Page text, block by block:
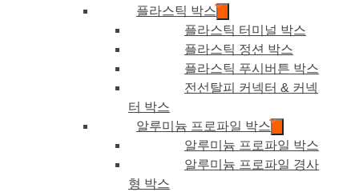
플라스틱 박스
플라스틱 터미널 박스
플라스틱 정션 박스
플라스틱 푸시버튼 박스
전선탈피 커넥터 & 커넥
터 박스
알루미늄 프로파일 박스
알루미늄 프로파일 박스
알루미늄 프로파일 경사
형 박스